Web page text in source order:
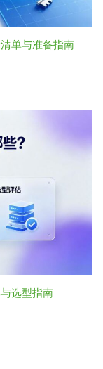
单与准备指南
选型指南